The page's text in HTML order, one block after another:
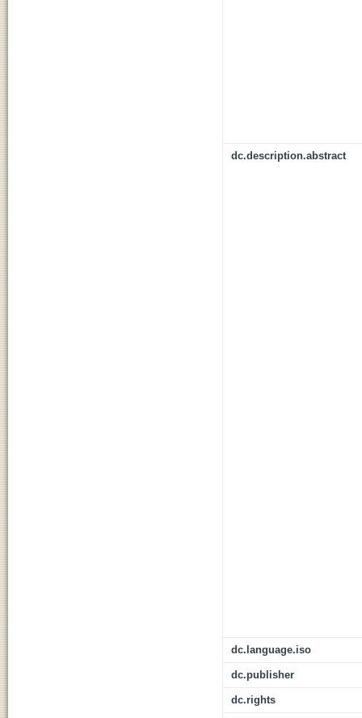
dc.description.abstract
dc.language.iso
dc.publisher
dc.rights